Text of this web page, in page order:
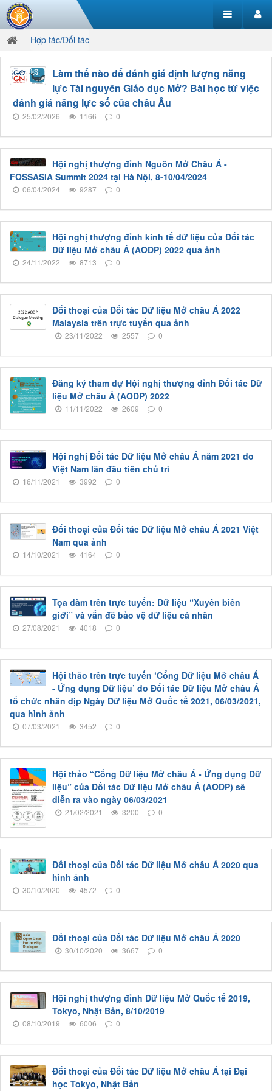
Hợp tác/Đối tác
Làm thế nào để đánh giá định lượng năng
lực Tài nguyên Giáo dục Mở? Bài học từ việc
đánh giá năng lực số của châu Âu
25/02/2026 1166 0
Hội nghị thượng đỉnh Nguồn Mở Châu Á -
FOSSASIA Summit 2024 tại Hà Nội, 8-10/04/2024
06/04/2024 9287 0
Hội nghị thượng đỉnh kinh tế dữ liệu của Đối tác
Dữ liệu Mở châu Á (AODP) 2022 qua ảnh
24/11/2022 8713 0
Đối thoại của Đối tác Dữ liệu Mở châu Á 2022
Malaysia trên trực tuyến qua ảnh
23/11/2022 2557 0
Đăng ký tham dự Hội nghị thượng đỉnh Đối tác Dữ
liệu Mở châu Á (AODP) 2022
11/11/2022 2609 0
Hội nghị Đối tác Dữ liệu Mở châu Á năm 2021 do
Việt Nam lần đầu tiên chủ trì
16/11/2021 3992 0
Đối thoại của Đối tác Dữ liệu Mở châu Á 2021 Việt
Nam qua ảnh
14/10/2021 4164 0
Tọa đàm trên trực tuyến: Dữ liệu “Xuyên biên
giới” và vấn đề bảo vệ dữ liệu cá nhân
27/08/2021 4018 0
Hội thảo trên trực tuyến ‘Cổng Dữ liệu Mở châu Á
- Ứng dụng Dữ liệu’ do Đối tác Dữ liệu Mở châu Á
tổ chức nhân dịp Ngày Dữ liệu Mở Quốc tế 2021, 06/03/2021,
qua hình ảnh
07/03/2021 3452 0
Hội thảo “Cổng Dữ liệu Mở châu Á - Ứng dụng Dữ
liệu” của Đối tác Dữ liệu Mở châu Á (AODP) sẽ
diễn ra vào ngày 06/03/2021
21/02/2021 3200 0
Đối thoại của Đối tác Dữ liệu Mở châu Á 2020 qua
hình ảnh
30/10/2020 4572 0
Đối thoại của Đối tác Dữ liệu Mở châu Á 2020
30/10/2020 3667 0
Hội nghị thượng đỉnh Dữ liệu Mở Quốc tế 2019,
Tokyo, Nhật Bản, 8/10/2019
08/10/2019 6006 0
Đối thoại của Đối tác Dữ liệu Mở châu Á tại Đại
học Tokyo, Nhật Bản